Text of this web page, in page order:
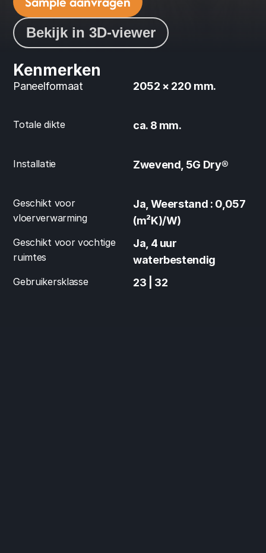
Bekijk in 3D-viewer
Kenmerken
Paneelformaat 2052 × 220 mm.
Totale dikte ca. 8 mm.
Installatie Zwevend, 5G Dry®
Geschikt voor
vloerverwarming
Ja, Weerstand : 0,057
(m²K)/W)
Geschikt voor vochtige
ruimtes
Ja, 4 uur
waterbestendig
Gebruikersklasse 23 | 32